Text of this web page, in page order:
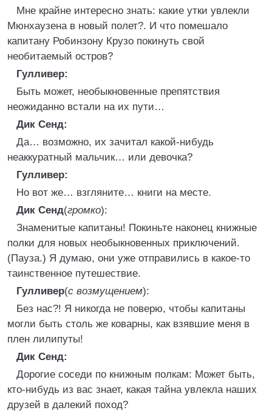
Мне крайне интересно знать: какие утки увлекли
Мюнхаузена в новый полет?. И что помешало
капитану Робинзону Крузо покинуть свой
необитаемый остров?
Гулливер:
Быть может, необыкновенные препятствия
неожиданно встали на их пути…
Дик Сенд:
Да… возможно, их зачитал какой-нибудь
неаккуратный мальчик… или девочка?
Гулливер:
Но вот же… взгляните… книги на месте.
Дик Сенд(громко):
Знаменитые капитаны! Покиньте наконец книжные
полки для новых необыкновенных приключений.
(Пауза.) Я думаю, они уже отправились в какое-то
таинственное путешествие.
Гулливер(с возмущением):
Без нас?! Я никогда не поверю, чтобы капитаны
могли быть столь же коварны, как взявшие меня в
плен лилипуты!
Дик Сенд:
Дорогие соседи по книжным полкам: Может быть,
кто-нибудь из вас знает, какая тайна увлекла наших
друзей в далекий поход?